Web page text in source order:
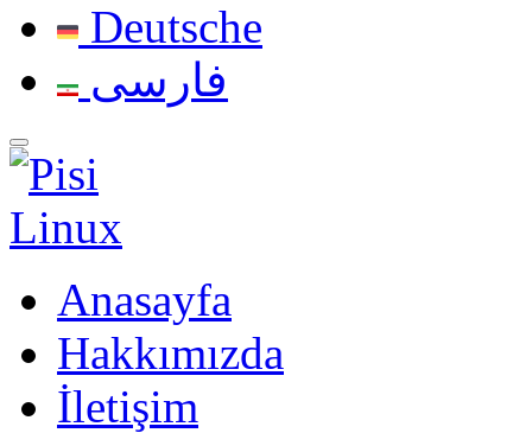
Deutsche
فارسی
Anasayfa
Hakkımızda
İletişim